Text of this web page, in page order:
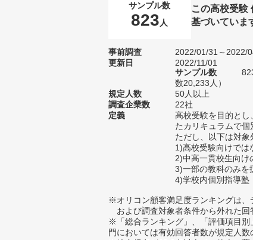
サンプル数
823 人
この高校受験
基づいていま
事前調査
2022/01/31～2022/
更新日
2022/11/01
サンプル数
数20,233人）
規定人数
50人以上
調査企業数
22社
定義
高校受験を目的と
たカリキュラムで
ただし、以下は対象
1)高校受験向けでは
2)中高一貫校生向け
3)一部の教科のみを
4)学校内個別指導塾
※オリコン顧客満足度ランキングは、
および調査対象者条件から外れた回
※「総合ランキング」、「評価項目別
門においては有効回答者数が規定人